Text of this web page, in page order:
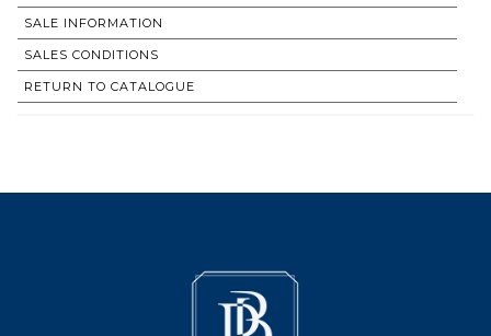
SALE INFORMATION
SALES CONDITIONS
RETURN TO CATALOGUE